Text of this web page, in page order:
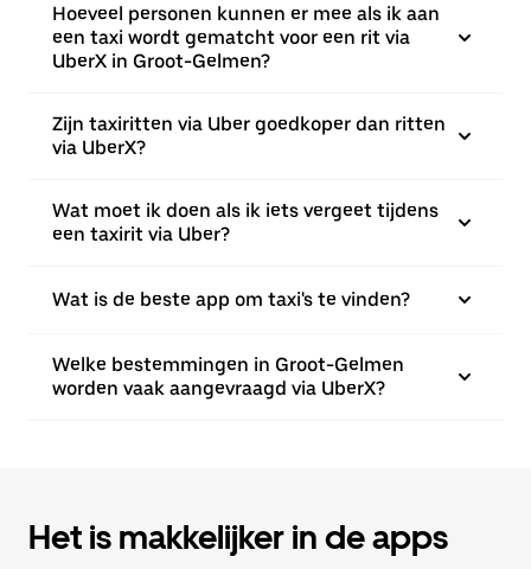
Hoeveel personen kunnen er mee als ik aan
een taxi wordt gematcht voor een rit via
UberX in Groot-Gelmen?
Zijn taxiritten via Uber goedkoper dan ritten
via UberX?
Wat moet ik doen als ik iets vergeet tijdens
een taxirit via Uber?
Wat is de beste app om taxi's te vinden?
Welke bestemmingen in Groot-Gelmen
worden vaak aangevraagd via UberX?
Het is makkelijker in de apps